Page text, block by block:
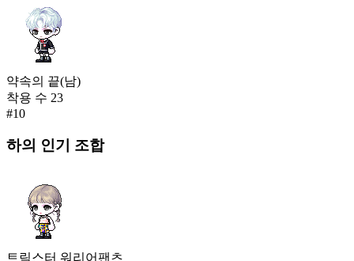
약속의 끝(남)
착용 수 23
#10
하의 인기 조합
트릭스터 워리어팬츠